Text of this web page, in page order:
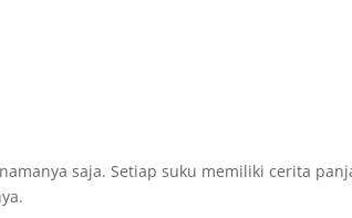
saja. Setiap suku memiliki cerita